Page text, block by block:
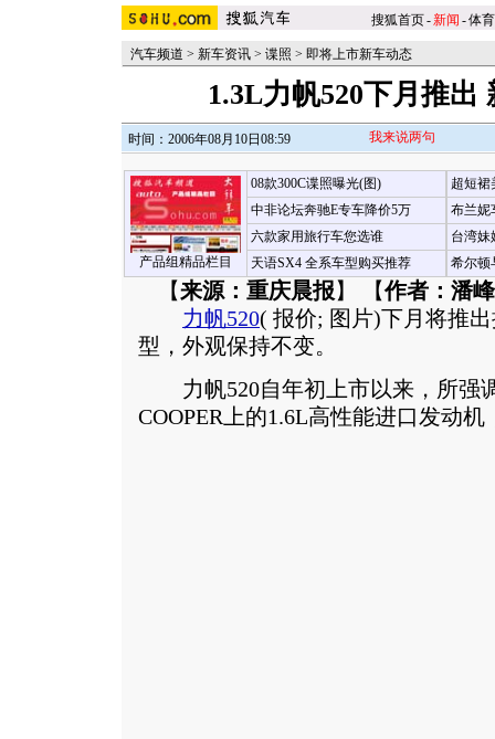
搜狐首页-新闻 -体育
汽车频道 > 新车资讯 > 谍照 > 即将上市新车动态
1.3L力帆520下月推出
时间：2006年08月10日08:59 我来说两句
产品组精品栏目
08款300C谍照曝光(图)
中非论坛奔驰E专车降价5万
六款家用旅行车您选谁
天语SX4 全系车型购买推荐
超短裙
布兰妮
台湾妹
希尔顿
【来源：重庆晨报 】 【作者：潘峰
力帆520( 报价; 图片)下月将推
型，外观保持不变。
力帆520自年初上市以来，所强
COOPER上的1.6L高性能进口发动